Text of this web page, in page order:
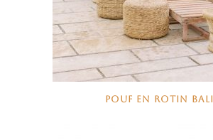
POUF EN ROTIN BALI